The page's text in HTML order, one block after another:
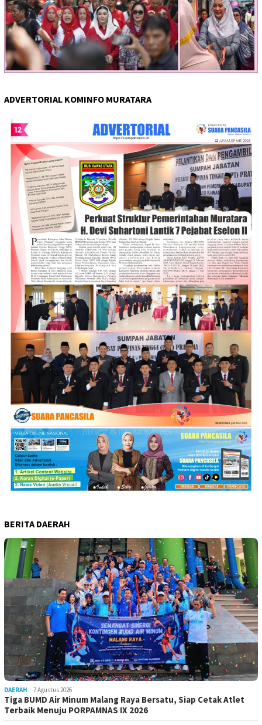
ADVERTORIAL KOMINFO MURATARA
BERITA DAERAH
DAERAH 7 Agustus 2026
Tiga BUMD Air Minum Malang Raya Bersatu, Siap Cetak Atlet
Terbaik Menuju PORPAMNAS IX 2026